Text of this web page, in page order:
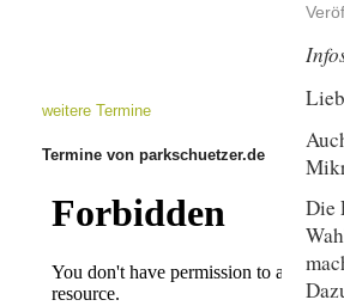
Die
weitere Termine
Termine von parkschuetzer.de